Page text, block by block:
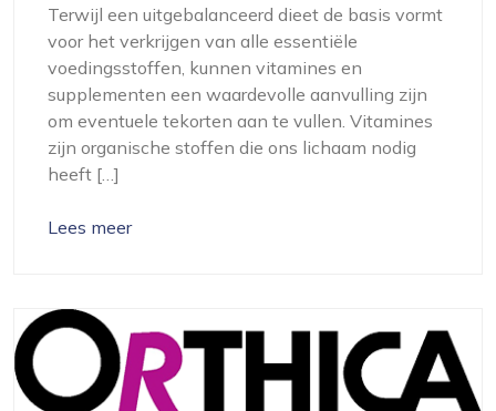
Terwijl een uitgebalanceerd dieet de basis vormt
voor het verkrijgen van alle essentiële
voedingsstoffen, kunnen vitamines en
supplementen een waardevolle aanvulling zijn
om eventuele tekorten aan te vullen. Vitamines
zijn organische stoffen die ons lichaam nodig
heeft […]
Lees meer